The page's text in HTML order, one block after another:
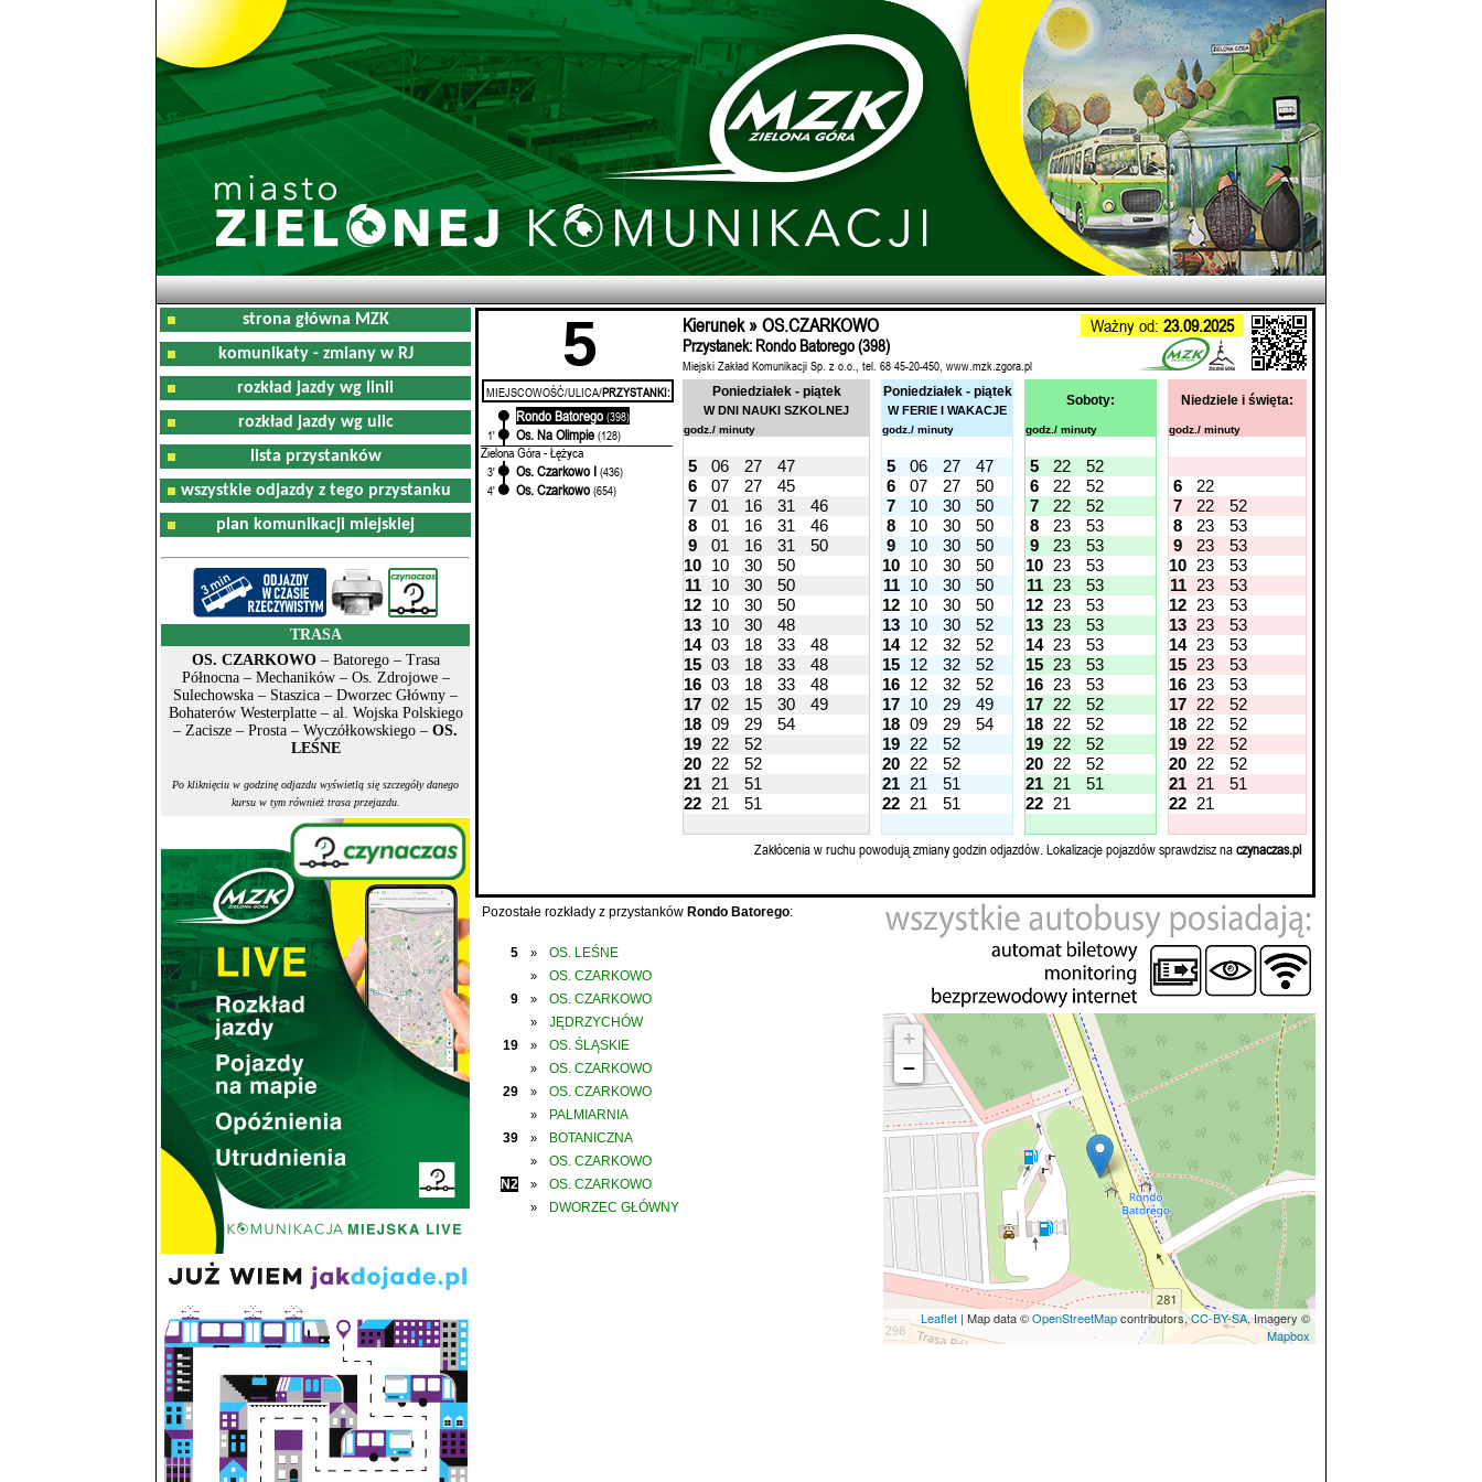
strona główna MZK
komunikaty - zmiany w RJ
rozkład jazdy wg linii
rozkład jazdy wg ulic
lista przystanków
wszystkie odjazdy z tego przystanku
plan komunikacji miejskiej
TRASA
OS. CZARKOWO– Batorego – Trasa
Północna – Mechaników – Os. Zdrojowe –
Sulechowska – Staszica – Dworzec Główny –
Bohaterów Westerplatte – al. Wojska Polskiego
– Zacisze – Prosta – Wyczółkowskiego – OS.
LEŚNE
Po kliknięciu w godzinę odjazdu wyświetlą się szczegóły danego
kursu w tym również trasa przejazdu.
5 Kierunek » OS.CZARKOWO Ważny od: 23.09.2025
Przystanek: Rondo Batorego (398)
Miejski Zakład Komunikacji Sp. z o.o., tel. 68 45-20-450, www.mzk.zgora.pl
MIEJSCOWOŚĆ/ULICA/PRZYSTANKI:
Rondo Batorego (398)
1'
Os. Na Olimpie (128)
Zielona Góra - Łężyca
3' Os. Czarkowo I (436)
4'
Os. Czarkowo (654)
Poniedziałek - piątek
W DNI NAUKI SZKOLNEJ
Poniedziałek - piątek
W FERIE I WAKACJE
Soboty: Niedziele i święta:
godz./ minuty godz./ minuty godz./ minuty godz./ minuty
5 06 27 47 5 06 27 47 5 22
52
6
07 27 45 6 07 27 50 6 22 52 6
22
7
01 16 31 46 7 10 30 50 7 22 52 7 22
52
8
01 16 31 46 8 10 30 50 8 23 53 8 23
53
9
01 16 31 50 9 10 30 50 9 23 53 9 23
53
10 10 30 50 10 10 30 50 10 23 53 10 23
53
11
10 30 50 11 10 30 50 11 23 53 11 23
53
12 10 30 50 12 10 30 50 12 23 53 12 23
53
13 10 30 48 13 10 30 52 13 23 53 13 23
53
14 03 18 33 48 14 12 32 52 14 23 53 14 23
53
15 03 18 33 48 15 12 32 52 15 23 53 15 23
53
16 03 18 33 48 16 12 32 52 16 23 53 16 23
53
17 02 15 30 49 17 10 29 49 17 22 52 17 22
52
18 09 29 54 18 09 29 54 18 22 52 18 22
52
19 22 52 19 22 52 19 22 52 19 22
52
20 22 52 20 22 52 20 22 52 20 22
52
21 21 51 21 21 51 21 21 51 21 21
51
22 21 51 22 21 51 22 21 22 21
Zakłócenia w ruchu powodują zmiany godzin odjazdów. Lokalizacje pojazdów sprawdzisz naczynaczas.pl
Pozostałe rozkłady z przystanków Rondo Batorego:
5 » OS. LEŚNE
»
OS. CZARKOWO
9
» OS. CZARKOWO
»
JĘDRZYCHÓW
19
» OS. ŚLĄSKIE
»
OS. CZARKOWO
29
» OS. CZARKOWO
»
PALMIARNIA
39
» BOTANICZNA
»
OS. CZARKOWO
N2
» OS. CZARKOWO
» DWORZEC GŁÓWNY
+
−
Leaflet | Map data ©OpenStreetMapcontributors,CC-BY-SA, Imagery ©
Mapbox